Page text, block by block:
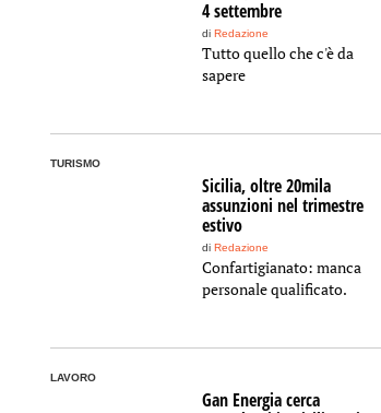
4 settembre
di Redazione
Tutto quello che c'è da
sapere
TURISMO
Sicilia, oltre 20mila
assunzioni nel trimestre
estivo
di Redazione
Confartigianato: manca
personale qualificato.
LAVORO
Gan Energia cerca